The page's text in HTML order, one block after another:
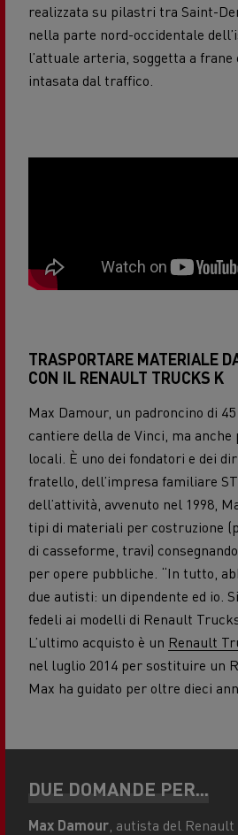
realizzata su pilastri tra Saint-
nella parte nord-occidentale
l’attuale arteria, soggetta a
intasata dal traffico.
TRASPORTARE MATERIALE
CON IL RENAULT TRUCKS K
Max Damour, un padroncino di
cantiere della de Vinci, ma
locali. È uno dei fondatori e dei
fratello, dell’impresa familiare
dell’attività, avvenuto nel 1998,
tipi di materiali per costruzione
di casseforme, travi)
per opere pubbliche. “In tutto,
due autisti: un dipendente ed io.
fedeli ai modelli di Renault
L’ultimo acquisto è un Renault
nel luglio 2014 per sostituire un
Max ha guidato per oltre dieci
DUE DOMANDE PER...
Max Damour , autista del